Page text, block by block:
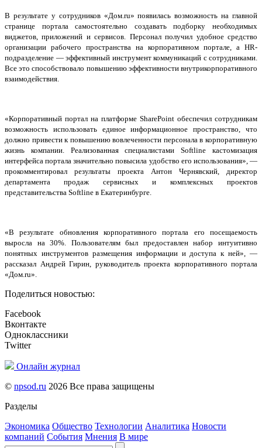
В результате у сотрудников «Дом.ru» появилась возможность на главной
странице портала самостоятельно создавать подборку необходимых
виджетов, приложений и сервисов. Персонал получил удобное средство
организации рабочего пространства на корпоративном портале, а HR-
подразделение — эффективный инструмент коммуникаций с сотрудниками.
Все это способствовало повышению эффективности внутрикорпоративного
взаимодействия.
«Корпоративный портал на платформе SharePoint обеспечил сотрудникам
возможность использовать единое информационное пространство, что
должно привести к повышению вовлеченности персонала в корпоративную
жизнь компании. Реализованная специалистамиSoftline кастомизация
интерфейса портала значительно повысила удобство его использования», —
прокомментировал результаты проекта Антон Чернявский, директор
департамента продаж сервисных и комплексных проектов
представительства Softline в Екатеринбурге.
«В результате обновления корпоративного портала его посещаемость
выросла на 30%. Пользователям был предоставлен набор интуитивно
понятных инструментов размещения информации и доступа к ней», —
рассказал Андрей Гирин, руководитель проекта корпоративного портала
«Дом.ru».
Поделиться новостью:
Facebook
Вконтакте
Одноклассники
Twitter
Онлайн журнал
© npsod.ru 2026 Все права защищены
Разделы
Экономика Общество Технологии Аналитика Новости
компаний События Мнения В мире